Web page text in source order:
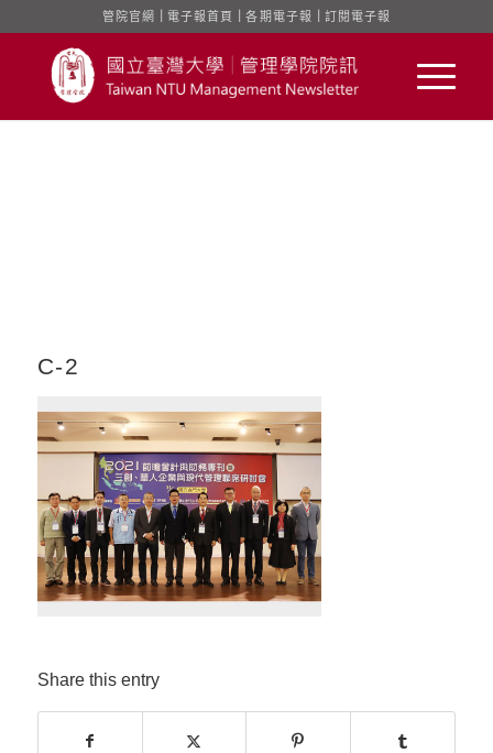
管院官網 電子報首頁 ｜各期電子報 訂閱電子報
C-2
Share this entry